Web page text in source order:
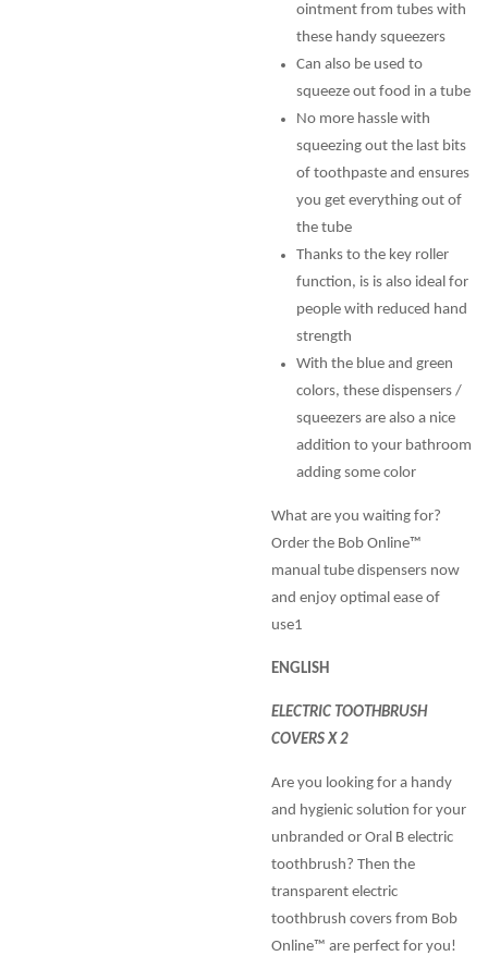
ointment from tubes with
these handy squeezers
Can also be used to
squeeze out food in a tube
No more hassle with
squeezing out the last bits
of toothpaste and ensures
you get everything out of
the tube
Thanks to the key roller
function, is is also ideal for
people with reduced hand
strength
With the blue and green
colors, these dispensers /
squeezers are also a nice
addition to your bathroom
adding some color
What are you waiting for?
Order the Bob Online™
manual tube dispensers now
and enjoy optimal ease of
use1
ENGLISH
ELECTRIC TOOTHBRUSH
COVERS X 2
Are you looking for a handy
and hygienic solution for your
unbranded or Oral B electric
toothbrush? Then the
transparent electric
toothbrush covers from Bob
Online™ are perfect for you!